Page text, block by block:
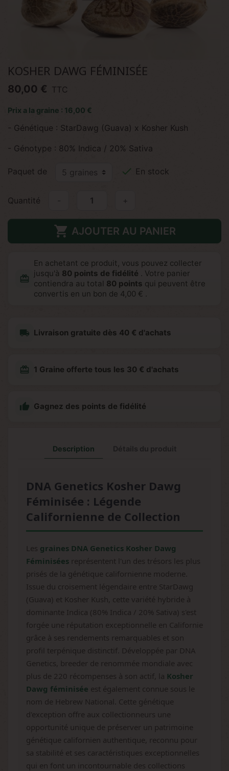
KOSHER DAWG FÉMINISÉE
80,00 € TTC
Prix a la graine : 16,00 €
- Génétique : StarDawg (Guava) x Kosher Kush
- Génotype : 80% Indica / 20% Sativa
Paquet de  En stock
Quantité +
 AJOUTER AU PANIER
redeem
En achetant ce produit, vous pouvez collecter
jusqu'à 80 points de fidélité . Votre panier
contiendra au total 80 points qui peuvent être
convertis en un bon de 4,00 € .
local_shipping Livraison gratuite dès 40 € d'achats
redeem 1 Graine offerte tous les 30 € d'achats
 Gagnez des points de fidélité
Description
DNA Genetics Kosher Dawg
Féminisée : Légende
Californienne de Collection
Les graines DNA Genetics Kosher Dawg
Féminisées représentent l'un des trésors les plus
prisés de la génétique californienne moderne.
Issue du croisement légendaire entre StarDawg
(Guava) et Kosher Kush, cette variété hybride à
dominante Indica (80% Indica / 20% Sativa) s'est
forgée une réputation exceptionnelle en Californie
grâce à ses rendements remarquables et son
profil terpénique distinctif. Développée par DNA
Genetics, breeder de renommée mondiale avec
plus de 220 récompenses à son actif, la Kosher
Dawg féminisée est également connue sous le
nom de Hebrew National. Cette génétique
d'exception offre aux collectionneurs une
opportunité unique de préserver un patrimoine
génétique californien authentique, reconnu pour
sa stabilité et ses caractéristiques exceptionnelles
qui en font un incontournable des collections